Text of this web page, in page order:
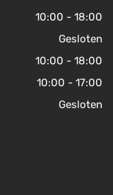
10:00 - 18:00
Gesloten
10:00 - 18:00
10:00 - 17:00
Gesloten